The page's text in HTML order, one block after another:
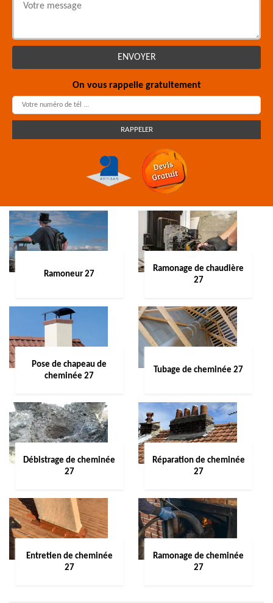
On vous rappelle gratuitement
Ramoneur 27
Ramonage de chaudière
27
Pose de chapeau de
cheminée 27
Tubage de cheminée 27
Débistrage de cheminée
27
Réparation de cheminée
27
Entretien de cheminée
27
Ramonage de cheminée
27